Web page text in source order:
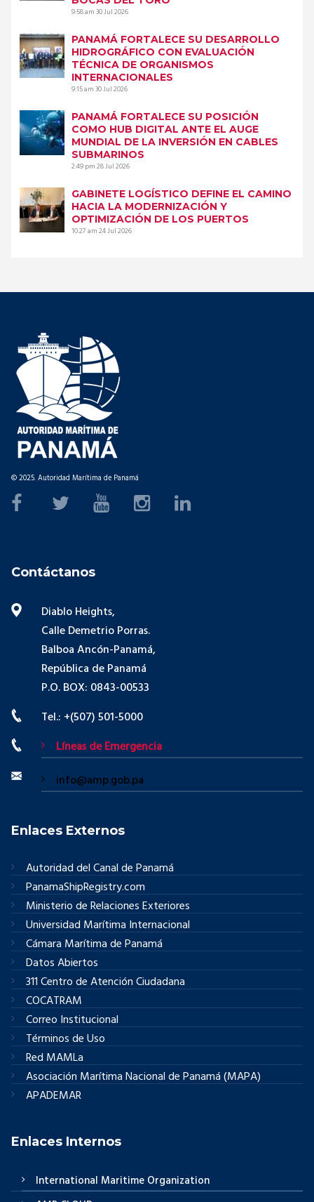
9:58 am30 Jul 2026
PANAMÁ FORTALECE SU DESARROLLO
HIDROGRÁFICO CON EVALUACIÓN
TÉCNICA DE ORGANISMOS
INTERNACIONALES
9:15 am30 Jul 2026
PANAMÁ FORTALECE SU POSICIÓN
COMO HUB DIGITAL ANTE EL AUGE
MUNDIAL DE LA INVERSIÓN EN CABLES
SUBMARINOS
2:49 pm28 Jul 2026
GABINETE LOGÍSTICO DEFINE EL CAMINO
HACIA LA MODERNIZACIÓN Y
OPTIMIZACIÓN DE LOS PUERTOS
10:27 am24 Jul 2026
© 2025. Autoridad Marítima de Panamá
Contáctanos
Diablo Heights,
Calle Demetrio Porras.
Balboa Ancón-Panamá,
República de Panamá
P.O. BOX: 0843-00533
Tel.: +(507) 501-5000
Líneas de Emergencia
info@amp.gob.pa
Enlaces Externos
Autoridad del Canal de Panamá
PanamaShipRegistry.com
Ministerio de Relaciones Exteriores
Universidad Marítima Internacional
Cámara Marítima de Panamá
Datos Abiertos
311 Centro de Atención Ciudadana
COCATRAM
Correo Institucional
Términos de Uso
Red MAMLa
Asociación Marítima Nacional de Panamá (MAPA)
APADEMAR
Enlaces Internos
International Maritime Organization